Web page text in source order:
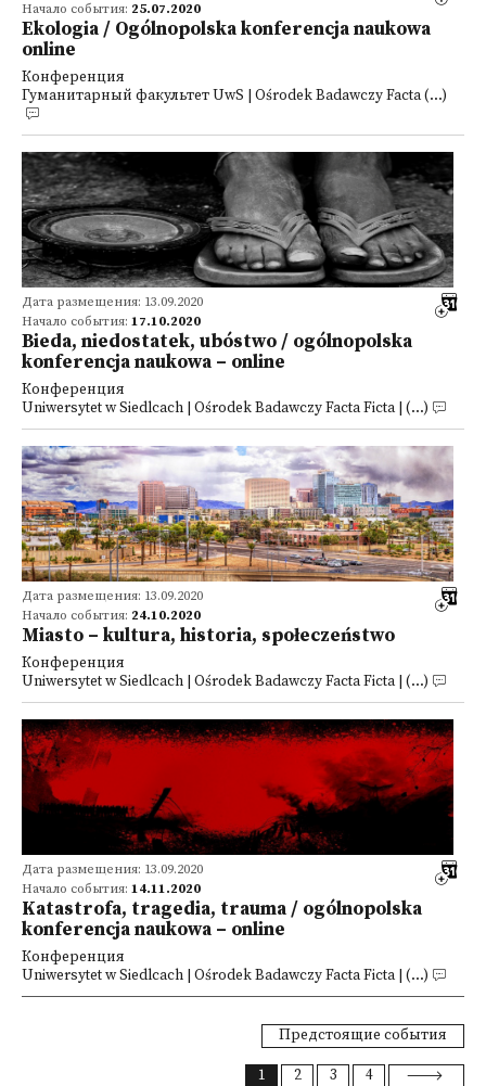
Начало события: 25.07.2020
Ekologia / Ogólnopolska konferencja naukowa
online
Конференция
Гуманитарный факультет UwS | Ośrodek Badawczy Facta (...)
Дата размещения: 13.09.2020
Начало события: 17.10.2020
Bieda, niedostatek, ubóstwo / ogólnopolska
konferencja naukowa – online
Конференция
Uniwersytet w Siedlcach | Ośrodek Badawczy Facta Ficta | (...)
Дата размещения: 13.09.2020
Начало события: 24.10.2020
Miasto – kultura, historia, społeczeństwo
Конференция
Uniwersytet w Siedlcach | Ośrodek Badawczy Facta Ficta | (...)
Дата размещения: 13.09.2020
Начало события: 14.11.2020
Katastrofa, tragedia, trauma / ogólnopolska
konferencja naukowa – online
Конференция
Uniwersytet w Siedlcach | Ośrodek Badawczy Facta Ficta | (...)
Предстоящие события
1 2 3 4